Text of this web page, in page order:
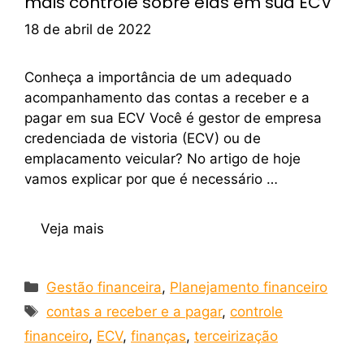
18 de abril de 2022
Conheça a importância de um adequado
acompanhamento das contas a receber e a
pagar em sua ECV Você é gestor de empresa
credenciada de vistoria (ECV) ou de
emplacamento veicular? No artigo de hoje
vamos explicar por que é necessário …
Veja mais
Gestão financeira, Planejamento financeiro
contas a receber e a pagar,controle
financeiro, ECV, finanças, terceirização